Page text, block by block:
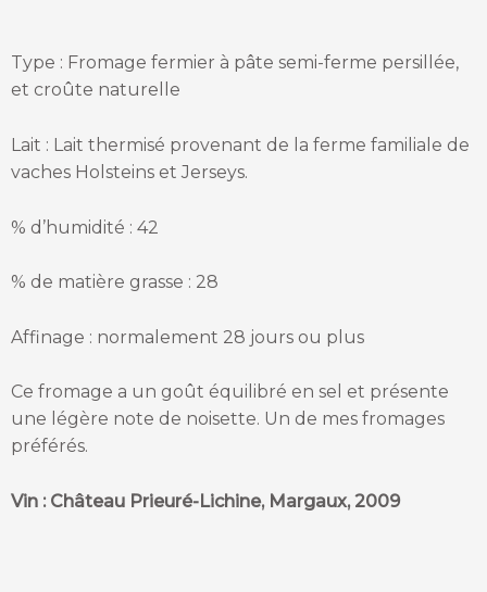
Type : Fromage fermier à pâte semi-ferme persillée,
et croûte naturelle
Lait : Lait thermisé provenant de la ferme familiale de
vaches Holsteins et Jerseys.
% d’humidité : 42
% de matière grasse : 28
Affinage : normalement 28 jours ou plus
Ce fromage a un goût équilibré en sel et présente
une légère note de noisette. Un de mes fromages
préférés.
Vin : Château Prieuré-Lichine, Margaux, 2009